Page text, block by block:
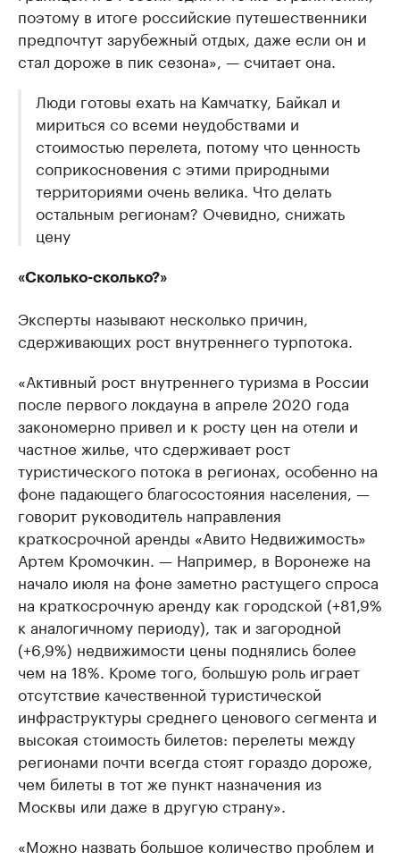
поэтому в итоге российские путешественники
предпочтут зарубежный отдых, даже если он и
стал дороже в пик сезона», — считает она.
Люди готовы ехать на Камчатку, Байкал и
мириться со всеми неудобствами и
стоимостью перелета, потому что ценность
соприкосновения с этими природными
территориями очень велика. Что делать
остальным регионам? Очевидно, снижать
цену
«Сколько-сколько?»
Эксперты называют несколько причин,
сдерживающих рост внутреннего турпотока.
«Активный рост внутреннего туризма в России
после первого локдауна в апреле 2020 года
закономерно привел и к росту цен на отели и
частное жилье, что сдерживает рост
туристического потока в регионах, особенно на
фоне падающего благосостояния населения, —
говорит руководитель направления
краткосрочной аренды «Авито Недвижимость»
Артем Кромочкин. — Например, в Воронеже на
начало июля на фоне заметно растущего спроса
на краткосрочную аренду как городской (+81,9%
к аналогичному периоду), так и загородной
(+6,9%) недвижимости цены поднялись более
чем на 18%. Кроме того, большую роль играет
отсутствие качественной туристической
инфраструктуры среднего ценового сегмента и
высокая стоимость билетов: перелеты между
регионами почти всегда стоят гораздо дороже,
чем билеты в тот же пункт назначения из
Москвы или даже в другую страну».
«Можно назвать большое количество проблем и